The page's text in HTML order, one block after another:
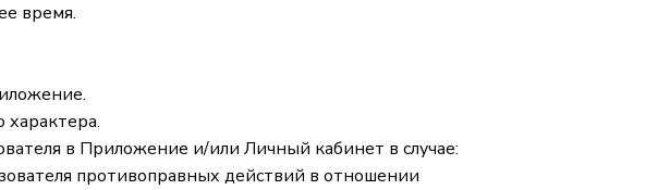
время.
в Приложение и/или Личный кабинет в случае:
противоправных действий в отношении